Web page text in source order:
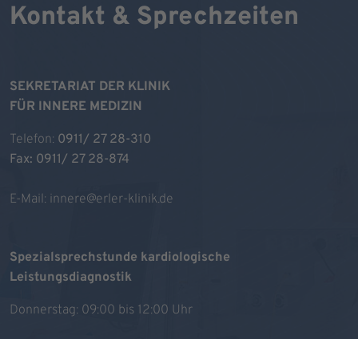
Kontakt & Sprechzeiten
SEKRETARIAT DER KLINIK
FÜR INNERE MEDIZIN
Telefon: 0911/ 27 28-310
Fax: 0911/ 27 28-874
E-Mail: innere@erler-klinik.de
Spezialsprechstunde kardiologische
Leistungsdiagnostik
Donnerstag: 09:00 bis 12:00 Uhr